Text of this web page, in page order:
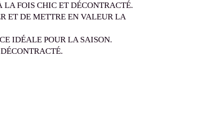
FOIS CHIC ET DÉCONTRACTÉ.
ET DE METTRE EN VALEUR LA
IDÉALE POUR LA SAISON.